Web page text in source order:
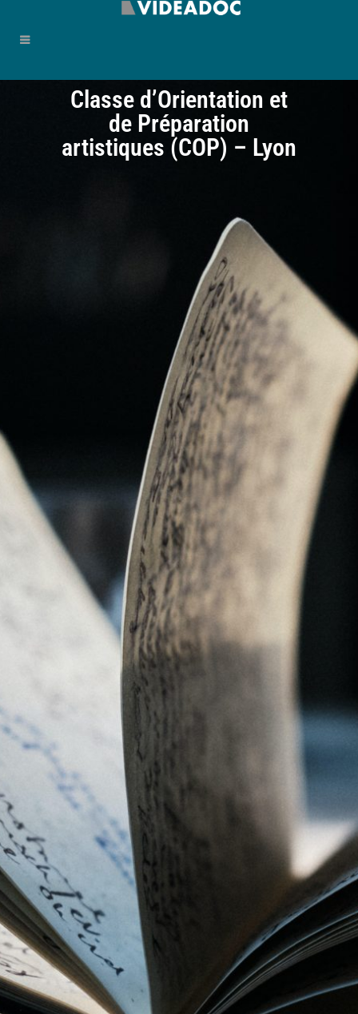
Classe d’Orientation et
de Préparation
artistiques (COP) – Lyon